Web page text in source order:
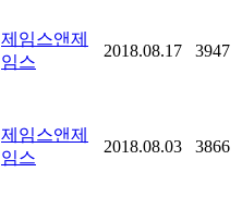
제임스앤제
임스
2018.08.17 3947
제임스앤제
임스
2018.08.03 3866